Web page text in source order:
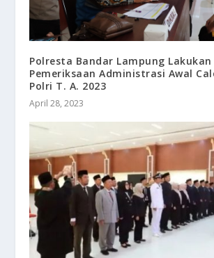
Polresta Bandar Lampung
Pemeriksaan Administrasi Awal
Polri T. A. 2023
April 28, 2023